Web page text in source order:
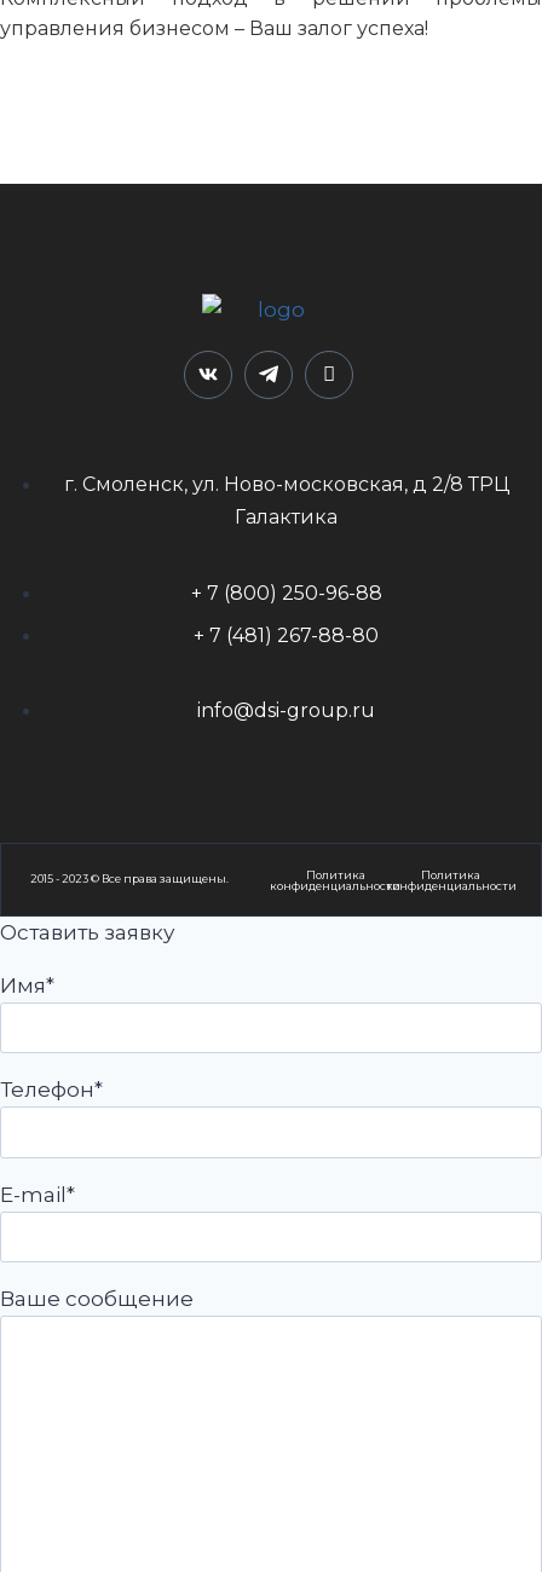
управления бизнесом – Ваш залог успеха!
г. Смоленск, ул. Ново-московская, д 2/8 ТРЦ
Галактика
+ 7 (800) 250-96-88
+ 7 (481) 267-88-80
info@dsi-group.ru
2015 - 2023 © Все права защищены.
Политика
конфиденциальности
Политика
конфиденциальности
Оставить заявку
Имя*
Телефон*
E-mail*
Ваше сообщение